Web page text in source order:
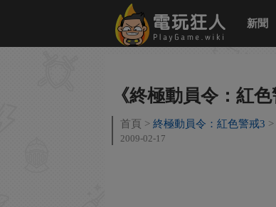
新聞
《終極動員令：紅
首頁 終極動員令：紅色警戒3
2009-02-17